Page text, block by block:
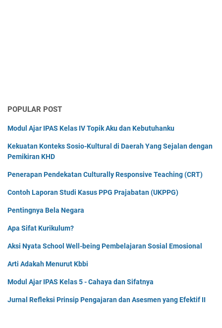
POPULAR POST
Modul Ajar IPAS Kelas IV Topik Aku dan Kebutuhanku
Kekuatan Konteks Sosio-Kultural di Daerah Yang Sejalan dengan
Pemikiran KHD
Penerapan Pendekatan Culturally Responsive Teaching (CRT)
Contoh Laporan Studi Kasus PPG Prajabatan (UKPPG)
Pentingnya Bela Negara
Apa Sifat Kurikulum?
Aksi Nyata School Well-being Pembelajaran Sosial Emosional
Arti Adakah Menurut Kbbi
Modul Ajar IPAS Kelas 5 - Cahaya dan Sifatnya
Jurnal Refleksi Prinsip Pengajaran dan Asesmen yang Efektif II